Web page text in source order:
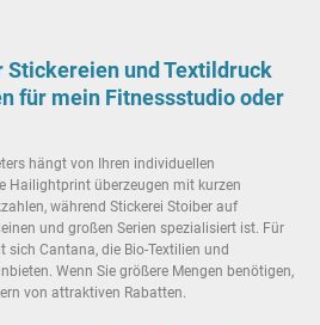
und Textildruck
für mein Fitnessstudio oder
hängt von Ihren individuellen
Hailightprint überzeugen mit kurzen
während Stickerei Stoiber auf
und großen Serien spezialisiert ist. Für
Cantana, die Bio-Textilien und
Wenn Sie größere Mengen benötigen,
von attraktiven Rabatten.